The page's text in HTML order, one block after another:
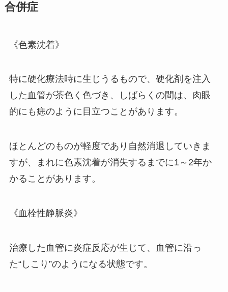
合併症
《色素沈着》
特に硬化療法時に生じうるもので、硬化剤を注入
した血管が茶色く色づき、しばらくの間は、肉眼
的にも痣のように目立つことがあります。
ほとんどのものが軽度であり自然消退していきま
すが、まれに色素沈着が消失するまでに1～2年か
かることがあります。
《血栓性静脈炎》
治療した血管に炎症反応が生じて、血管に沿っ
た“しこり”のようになる状態です。